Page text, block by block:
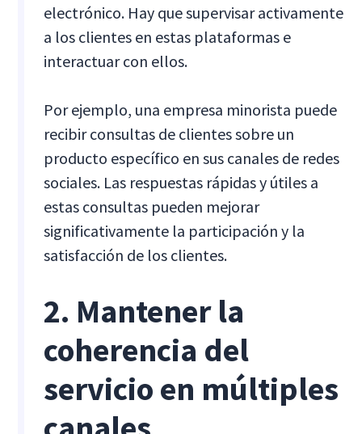
electrónico. Hay que supervisar activamente
a los clientes en estas plataformas e
interactuar con ellos.
Por ejemplo, una empresa minorista puede
recibir consultas de clientes sobre un
producto específico en sus canales de redes
sociales. Las respuestas rápidas y útiles a
estas consultas pueden mejorar
significativamente la participación y la
satisfacción de los clientes.
2. Mantener la
coherencia del
servicio en múltiples